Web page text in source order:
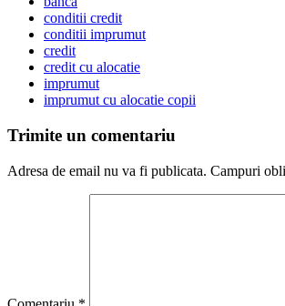
conditii credit
conditii imprumut
credit
credit cu alocatie
imprumut
imprumut cu alocatie copii
Trimite un comentariu
Adresa de email nu va fi publicata. Campuri